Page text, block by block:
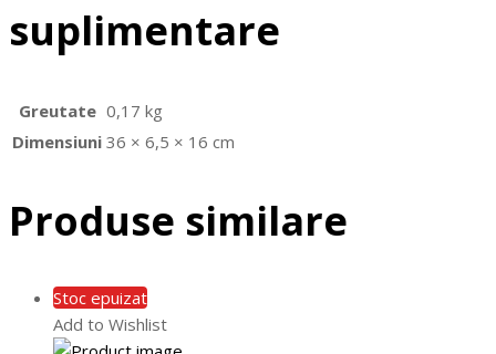
suplimentare
Greutate 0,17 kg
Dimensiuni 36 × 6,5 × 16 cm
Produse similare
Stoc epuizat
Add to Wishlist